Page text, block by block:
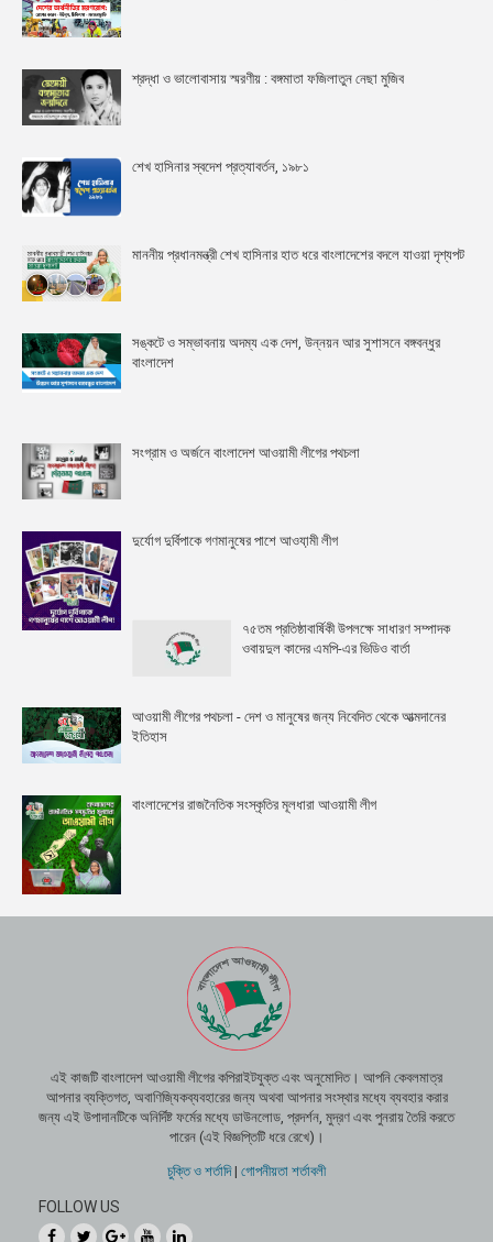
শ্রদ্ধা ও ভালোবাসায় স্মরণীয় : বঙ্গমাতা ফজিলাতুন নেছা মুজিব
শেখ হাসিনার স্বদেশ প্রত্যাবর্তন, ১৯৮১
মাননীয় প্রধানমন্ত্রী শেখ হাসিনার হাত ধরে বাংলাদেশের বদলে যাওয়া দৃশ্যপট
সঙ্কটে ও সম্ভাবনায় অদম্য এক দেশ, উন্নয়ন আর সুশাসনে বঙ্গবন্ধুর
বাংলাদেশ
সংগ্রাম ও অর্জনে বাংলাদেশ আওয়ামী লীগের পথচলা
দুর্যোগ দুর্বিপাকে গণমানুষের পাশে আওযা়মী লীগ
৭৫তম প্রতিষ্ঠাবার্ষিকী উপলক্ষে সাধারণ সম্পাদক
ওবায়দুল কাদের এমপি-এর ভিডিও বার্তা
আওয়ামী লীগের পথচলা - দেশ ও মানুষের জন্য নিবেদিত থেকে আত্মদানের
ইতিহাস
বাংলাদেশের রাজনৈতিক সংস্কৃতির মূলধারা আওয়ামী লীগ
এই কাজটি বাংলাদেশ আওয়ামী লীগের কপিরাইটযুক্ত এবং অনুমোদিত। আপনি কেবলমাত্র
আপনার ব্যক্তিগত, অবাণিজ্যিকব্যবহারের জন্য অথবা আপনার সংস্থার মধ্যে ব্যবহার করার
জন্য এই উপাদানটিকে অনির্দিষ্ট ফর্মের মধ্যে ডাউনলোড, প্রদর্শন, মুদ্রণ এবং পুনরায় তৈরি করতে
পারেন (এই বিজ্ঞপ্তিটি ধরে রেখে)।
চুক্তি ও শর্তাদি| গোপনীয়তা শর্তাবলী
FOLLOW US